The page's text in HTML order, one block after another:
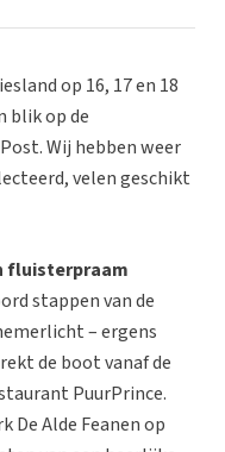
op 16, 17 en 18
blik op de
Wij hebben weer
velen geschikt
fluisterpraam
stappen van de
– ergens
de boot vanaf de
PuurPrince.
De Alde Feanen op